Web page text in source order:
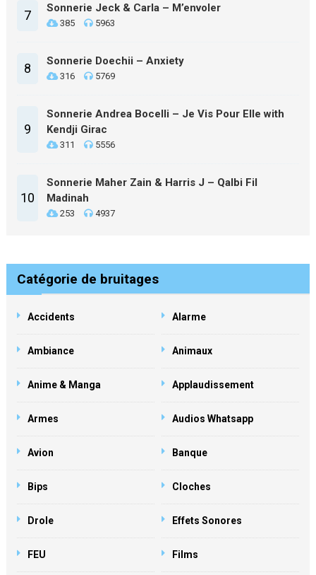
7 Sonnerie Jeck & Carla – M’envoler
385 5963
8 Sonnerie Doechii – Anxiety
316 5769
9
Sonnerie Andrea Bocelli – Je Vis Pour Elle with
Kendji Girac
311 5556
10
Sonnerie Maher Zain & Harris J – Qalbi Fil
Madinah
253 4937
Catégorie de bruitages
Accidents Alarme
Ambiance Animaux
Anime & Manga Applaudissement
Armes Audios Whatsapp
Avion Banque
Bips Cloches
Drole Effets Sonores
FEU Films